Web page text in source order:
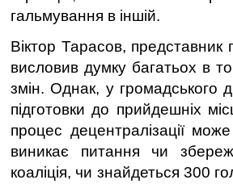
гальмування в іншій.
Віктор Тарасов, представник
висловив думку багатьох в
змін. Однак, у громадського
підготовки до прийдешніх
процес децентралізації
виникає питання чи
коаліція, чи знайдеться 300